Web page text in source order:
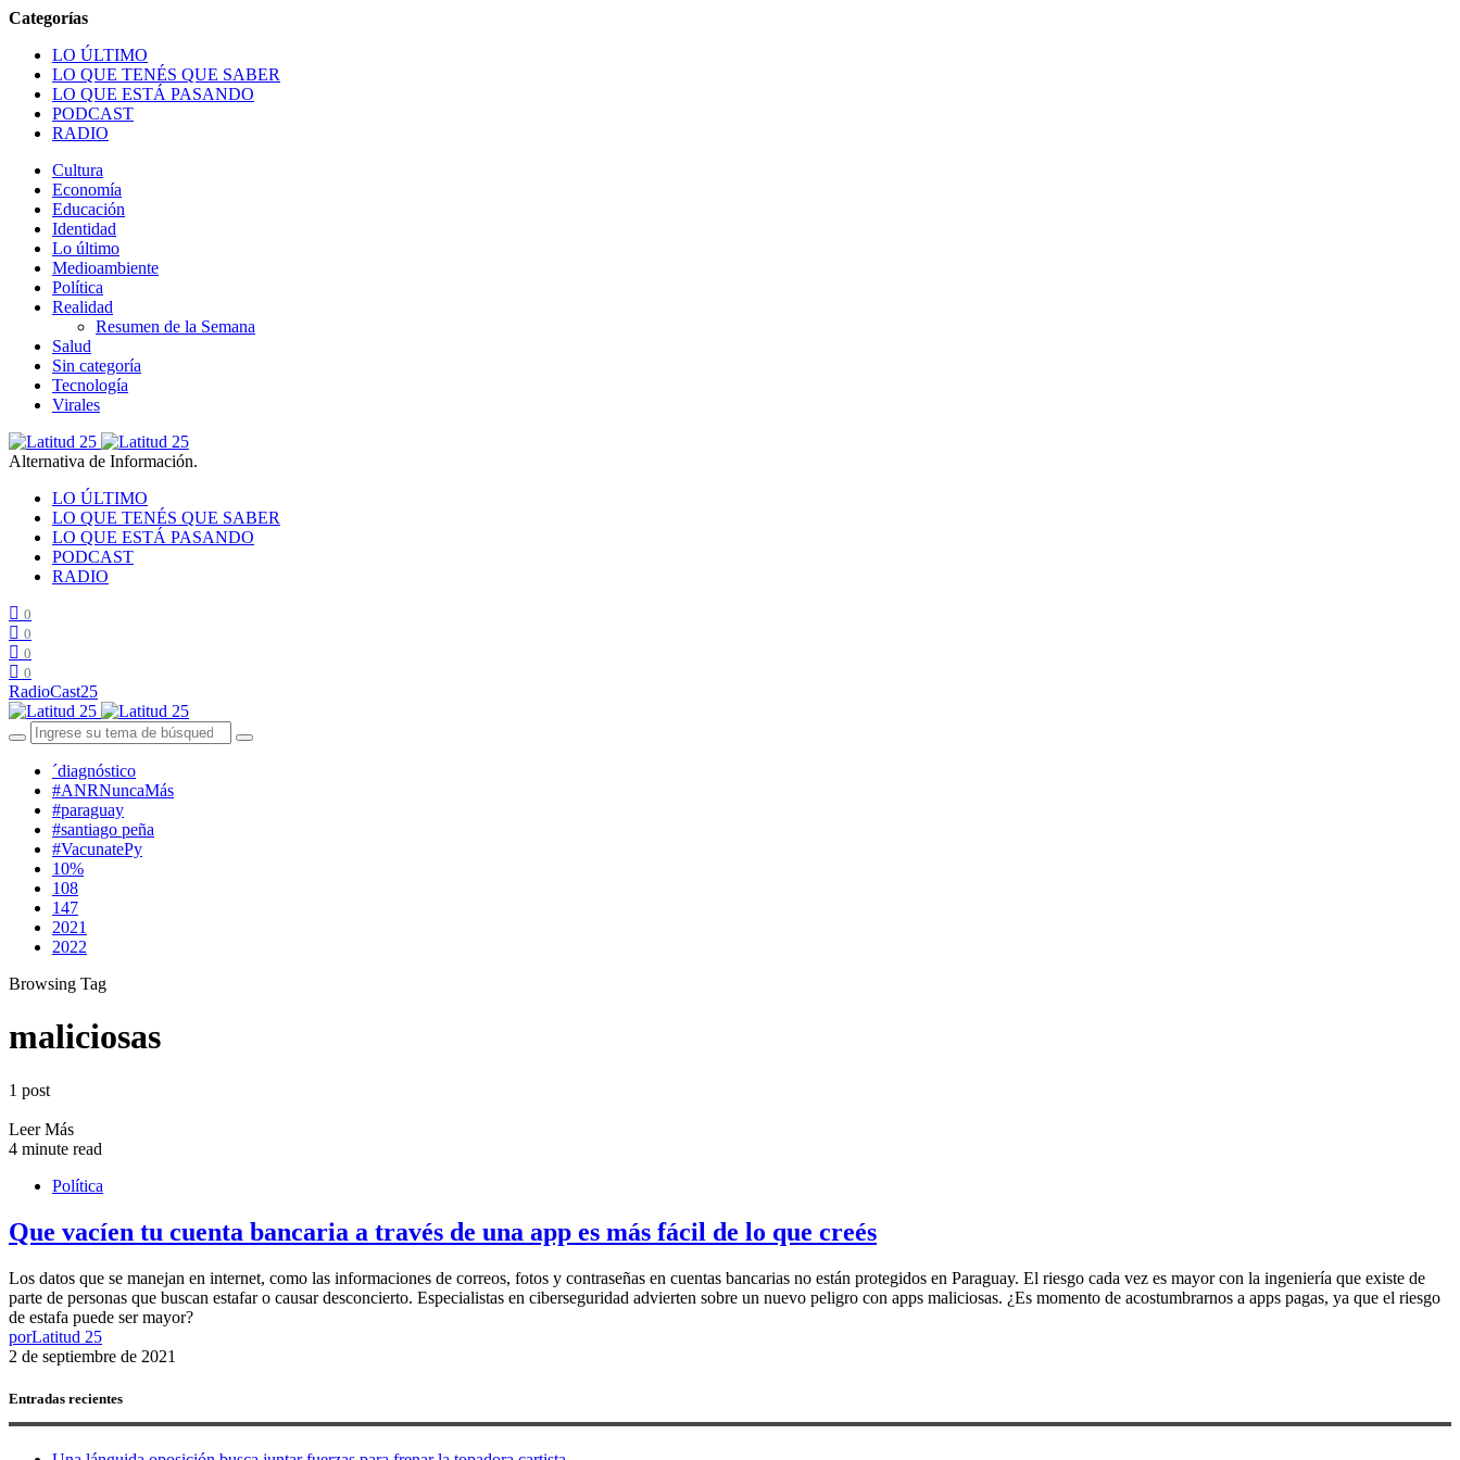
LO ÚLTIMO
LO QUE TENÉS QUE SABER
LO QUE ESTÁ PASANDO
PODCAST
RADIO
Cultura
Economía
Educación
Identidad
Lo último
Medioambiente
Política
Realidad
Resumen de la Semana
Salud
Sin categoría
Tecnología
Virales
Alternativa de Información.
LO ÚLTIMO
LO QUE TENÉS QUE SABER
LO QUE ESTÁ PASANDO
PODCAST
RADIO
0
0
0
0
RadioCast25
´diagnóstico
#ANRNuncaMás
#paraguay
#santiago peña
#VacunatePy
10%
108
147
2021
2022
Browsing Tag
maliciosas
1 post
Leer Más
4 minute read
Política
Que vacíen tu cuenta bancaria a través de una app es más fácil de lo que creés
Los datos que se manejan en internet, como las informaciones de correos, fotos y contraseñas en cuentas bancarias no están protegidos en Paraguay. El riesgo cada vez es mayor con la ingeniería que existe de
parte de personas que buscan estafar o causar desconcierto. Especialistas en ciberseguridad advierten sobre un nuevo peligro con apps maliciosas. ¿Es momento de acostumbrarnos a apps pagas, ya que el riesgo
de estafa puede ser mayor?
porLatitud 25
2 de septiembre de 2021
Entradas recientes